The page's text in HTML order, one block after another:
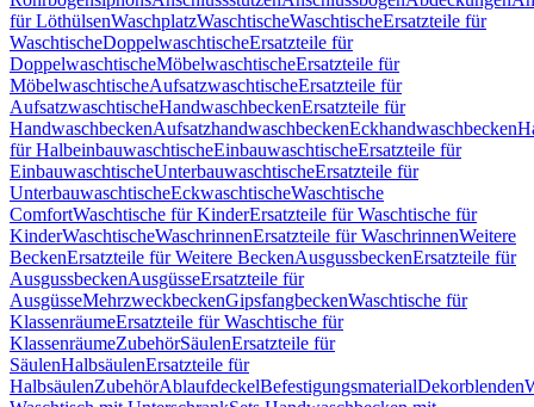
für LöthülsenWaschplatzWaschtischeWaschtischeErsatzteile für
WaschtischeDoppelwaschtischeErsatzteile für
DoppelwaschtischeMöbelwaschtischeErsatzteile für
MöbelwaschtischeAufsatzwaschtischeErsatzteile für
AufsatzwaschtischeHandwaschbeckenErsatzteile für
HandwaschbeckenAufsatzhandwaschbeckenEckhandwaschbecken
für HalbeinbauwaschtischeEinbauwaschtischeErsatzteile für
EinbauwaschtischeUnterbauwaschtischeErsatzteile für
UnterbauwaschtischeEckwaschtischeWaschtische
ComfortWaschtische für KinderErsatzteile für Waschtische für
KinderWaschtischeWaschrinnenErsatzteile für WaschrinnenWeitere
BeckenErsatzteile für Weitere BeckenAusgussbeckenErsatzteile für
AusgussbeckenAusgüsseErsatzteile für
AusgüsseMehrzweckbeckenGipsfangbeckenWaschtische für
KlassenräumeErsatzteile für Waschtische für
KlassenräumeZubehörSäulenErsatzteile für
SäulenHalbsäulenErsatzteile für
HalbsäulenZubehörAblaufdeckelBefestigungsmaterialDekorblenden